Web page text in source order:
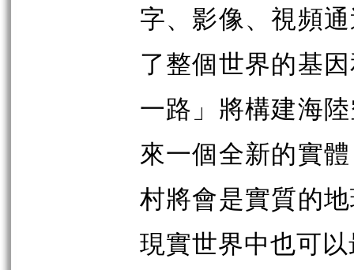
字、影像、視頻
了整個世界的基
一路」將構建海
來一個全新的實
村將會是實質的
現實世界中也可